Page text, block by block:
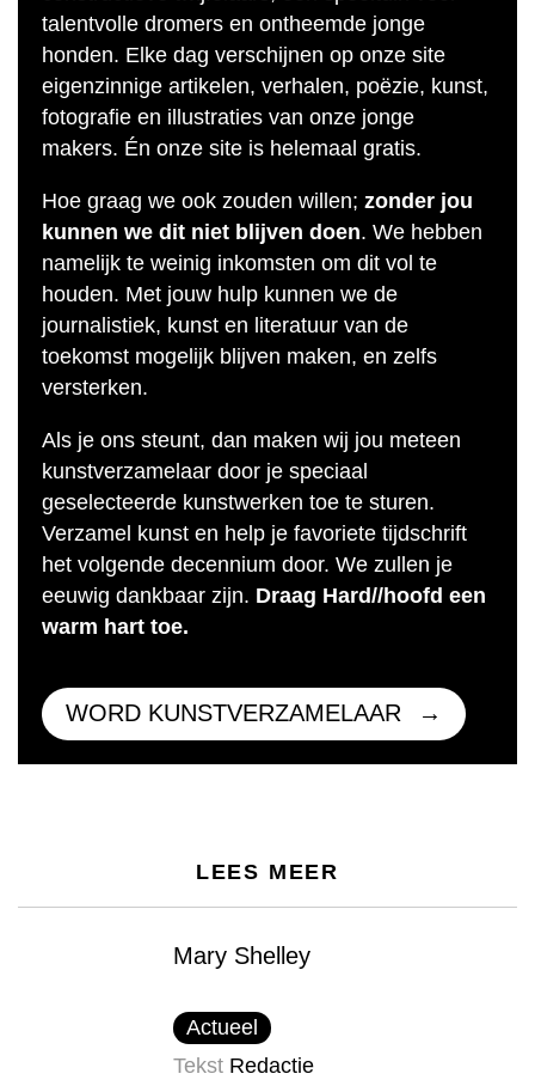
talentvolle dromers en ontheemde jonge
honden. Elke dag verschijnen op onze site
eigenzinnige artikelen, verhalen, poëzie, kunst,
fotografie en illustraties van onze jonge
makers. Én onze site is helemaal gratis.
Hoe graag we ook zouden willen; zonder jou
kunnen we dit niet blijven doen. We hebben
namelijk te weinig inkomsten om dit vol te
houden. Met jouw hulp kunnen we de
journalistiek, kunst en literatuur van de
toekomst mogelijk blijven maken, en zelfs
versterken.
Als je ons steunt, dan maken wij jou meteen
kunstverzamelaar door je speciaal
geselecteerde kunstwerken toe te sturen.
Verzamel kunst en help je favoriete tijdschrift
het volgende decennium door. We zullen je
eeuwig dankbaar zijn. Draag Hard//hoofd een
warm hart toe.
WORD KUNSTVERZAMELAAR
LEES MEER
Mary Shelley
Actueel
Tekst Redactie